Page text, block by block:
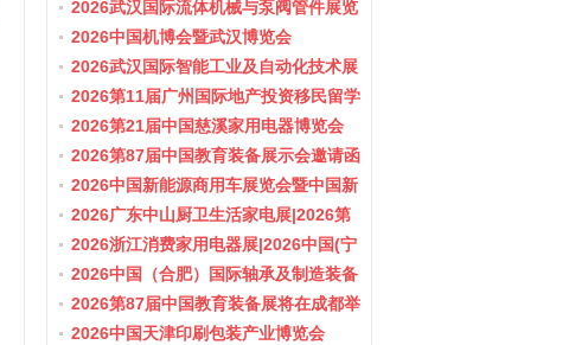
2026武汉国际流体机械与泵阀管件展览
会/阀门展
2026中国机博会暨武汉博览会
2026武汉国际智能工业及自动化技术展
览会
2026第11届广州国际地产投资移民留学
展览会
2026第21届中国慈溪家用电器博览会
2026第87届中国教育装备展示会邀请函
2026中国新能源商用车展览会暨中国新
能源商用车创新发展与产业融合大会
2026广东中山厨卫生活家电展|2026第
37届中国家电交易会（中山家电展）
2026浙江消费家用电器展|2026中国(宁
波)国际电子消费品及家用电器博览会
2026中国（合肥）国际轴承及制造装备
展览会
2026第87届中国教育装备展将在成都举
办
2026中国天津印刷包装产业博览会